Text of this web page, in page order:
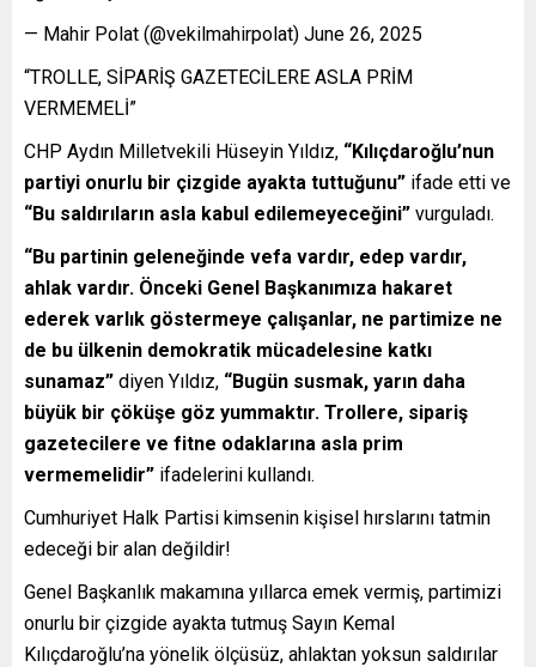
— Mahir Polat (@vekilmahirpolat) June 26, 2025
“TROLLE, SİPARİŞ GAZETECİLERE ASLA PRİM
VERMEMELİ”
CHP Aydın Milletvekili Hüseyin Yıldız, “Kılıçdaroğlu’nun
partiyi onurlu bir çizgide ayakta tuttuğunu” ifade etti ve
“Bu saldırıların asla kabul edilemeyeceğini” vurguladı.
“Bu partinin geleneğinde vefa vardır, edep vardır,
ahlak vardır. Önceki Genel Başkanımıza hakaret
ederek varlık göstermeye çalışanlar, ne partimize ne
de bu ülkenin demokratik mücadelesine katkı
sunamaz” diyen Yıldız, “Bugün susmak, yarın daha
büyük bir çöküşe göz yummaktır. Trollere, sipariş
gazetecilere ve fitne odaklarına asla prim
vermemelidir” ifadelerini kullandı.
Cumhuriyet Halk Partisi kimsenin kişisel hırslarını tatmin
edeceği bir alan değildir!
Genel Başkanlık makamına yıllarca emek vermiş, partimizi
onurlu bir çizgide ayakta tutmuş Sayın Kemal
Kılıçdaroğlu’na yönelik ölçüsüz, ahlaktan yoksun saldırılar